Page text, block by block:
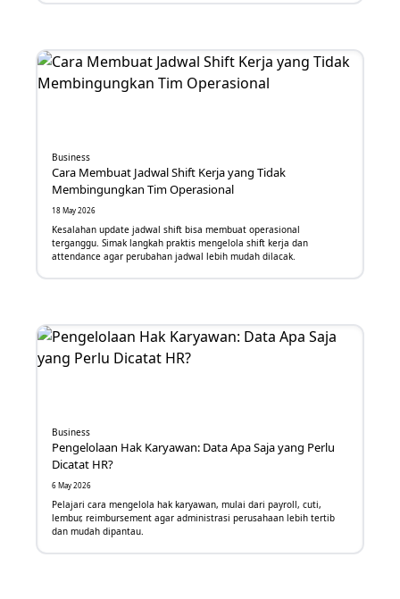
HRIS
SEO
Banking
Machine Learning
Digital Security
Business
Cara Membuat Jadwal Shift Kerja yang Tidak
Membingungkan Tim Operasional
18 May 2026
Kesalahan update jadwal shift bisa membuat operasional
terganggu. Simak langkah praktis mengelola shift kerja dan
attendance agar perubahan jadwal lebih mudah dilacak.
Business
Pengelolaan Hak Karyawan: Data Apa Saja yang Perlu
Dicatat HR?
6 May 2026
Pelajari cara mengelola hak karyawan, mulai dari payroll, cuti,
lembur, reimbursement agar administrasi perusahaan lebih tertib
dan mudah dipantau.